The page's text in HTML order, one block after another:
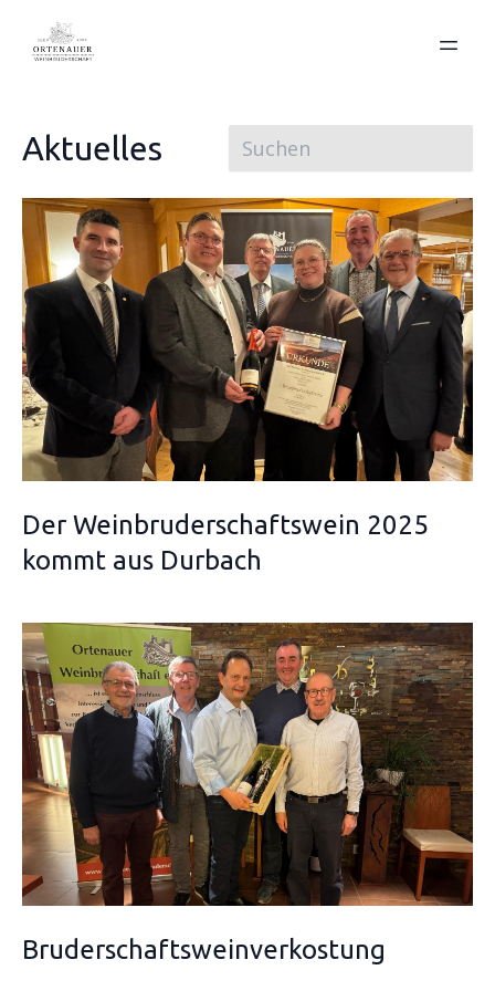
Aktuelles
Der Weinbruderschaftswein 2025
kommt aus Durbach
Bruderschaftsweinverkostung